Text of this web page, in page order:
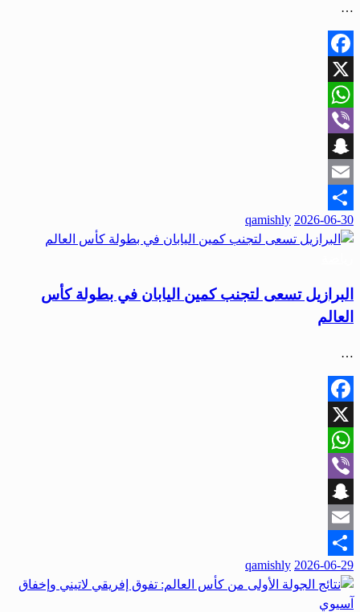
…
Facebook
X
WhatsApp
Viber
Snapchat
Email
Share
2026-06-30
qamishly
البرازيل تسعى لتجنب كمين اليابان في بطولة كأس
العالم
…
Facebook
X
WhatsApp
Viber
Snapchat
Email
Share
2026-06-29
qamishly